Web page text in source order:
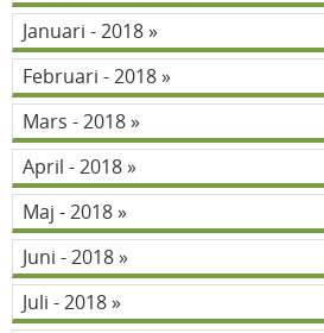
Januari - 2018
Februari - 2018
Mars - 2018
April - 2018
Maj - 2018
Juni - 2018
Juli - 2018